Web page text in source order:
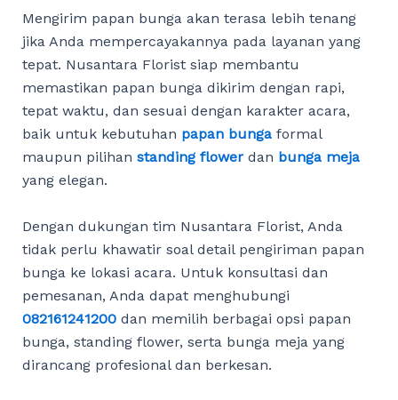
Mengirim papan bunga akan terasa lebih tenang
jika Anda mempercayakannya pada layanan yang
tepat. Nusantara Florist siap membantu
memastikan papan bunga dikirim dengan rapi,
tepat waktu, dan sesuai dengan karakter acara,
baik untuk kebutuhan papan bungaformal
maupun pilihan standing flowerdan bunga meja
yang elegan.
Dengan dukungan tim Nusantara Florist, Anda
tidak perlu khawatir soal detail pengiriman papan
bunga ke lokasi acara. Untuk konsultasi dan
pemesanan, Anda dapat menghubungi
082161241200dan memilih berbagai opsi papan
bunga, standing flower, serta bunga meja yang
dirancang profesional dan berkesan.